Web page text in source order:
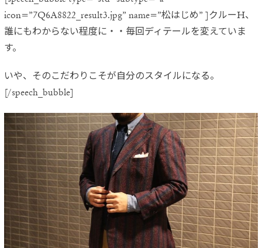
icon=”7Q6A8822_result3.jpg” name=”松はじめ” ]クルーH、
誰にもわからない程度に・・毎回ディテールを変えていま
す。
いや、そのこだわりこそが自分のスタイルになる。
[/speech_bubble]